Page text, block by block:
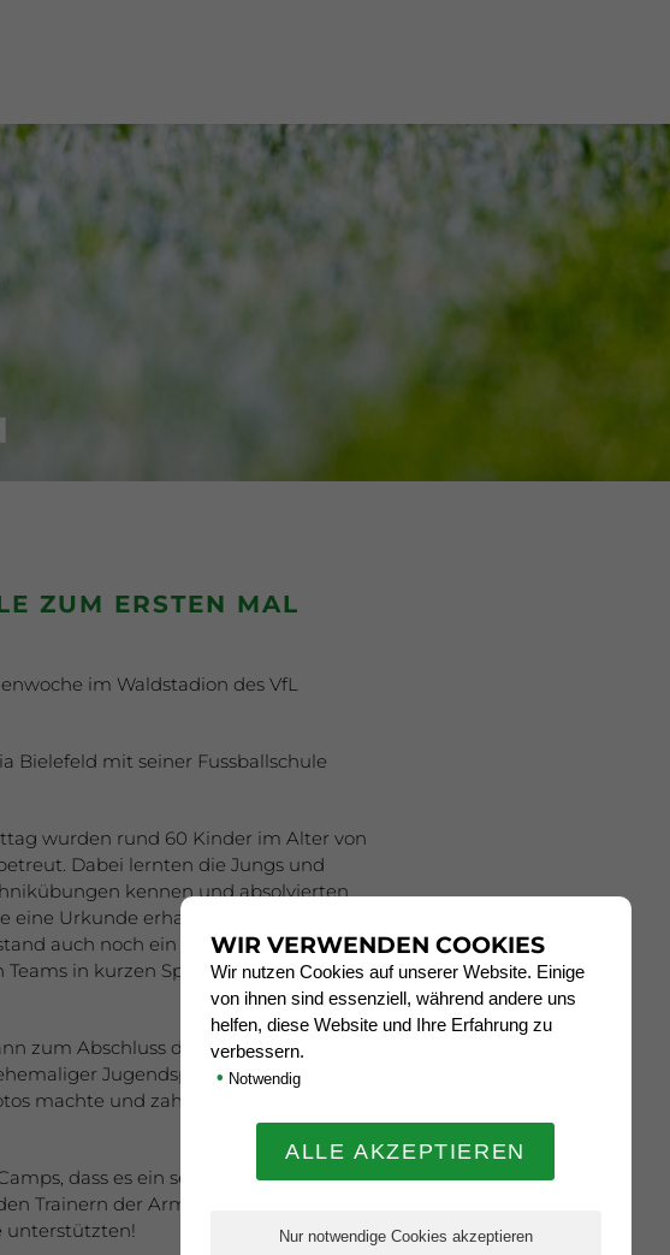
ZUM ERSTEN MAL
im Waldstadion des VfL
Bielefeld mit seiner Fussballschule
wurden rund 60 Kinder im Alter von
Dabei lernten die Jungs und
kennen und absolvierten
eine Urkunde erhalten haben. Nach
auch noch ein kleines
in kurzen Spielen
zum Abschluss der Besuch von Max
Jugendspieler des VfL, der
machte und zahlreiche Autogramme
dass es ein sehr gelungener
Trainern der Arminia sowie den
unterstützten!
WIR VERWENDEN COOKIES
Wir nutzen Cookies auf unserer Website. Einige
von ihnen sind essenziell, während andere uns
helfen, diese Website und Ihre Erfahrung zu
verbessern.
• Notwendig